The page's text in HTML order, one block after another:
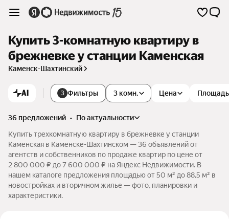
Купить 3-комнатную квартиру в
брежневке у станции Каменская
Каменск-Шахтинский
AI 3 Фильтры 3 комн. Цена Площадь
36 предложений •
по актуальности
Купить трехкомнатную квартиру в брежневке у станции
Каменская в Каменске-Шахтинском — 36 объявлений от
агентств и собственников по продаже квартир по цене от
2 800 000 ₽ до 7 600 000 ₽ на Яндекс Недвижимости. В
нашем каталоге предложения площадью от 50 м² до 88,5 м² в
новостройках и вторичном жилье — фото, планировки и
характеристики.